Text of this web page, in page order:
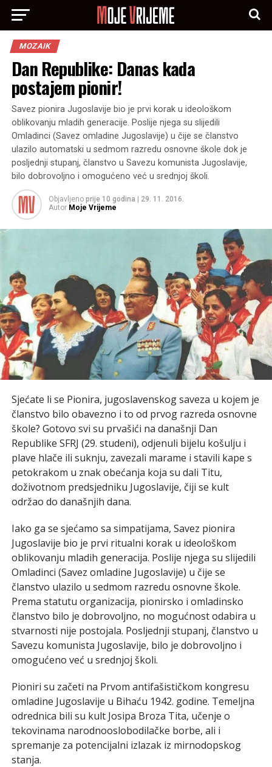
MOZAIK
Dan Republike: Danas kada
postajem pionir!
Savez pionira Jugoslavije bio je prvi korak u ideološkom
oblikovanju mladih generacije. Poslije njega su slijedili
Omladinci (Savez omladine Jugoslavije) u čije se članstvo
ulazilo automatski u sedmom razredu osnovne škole dok je
posljednji stupanj, članstvo u Savezu komunista Jugoslavije,
bilo dobrovoljno i omogućeno već u srednjoj školi.
Objavljeno prije 10 godina
29. 11. 2016.
Autor Moje Vrijeme
Sjećate li se Pionira, jugoslavenskog saveza u kojem je
članstvo bilo obavezno i to od prvog razreda osnovne
škole? Gotovo svi su prvašići na današnji Dan
Republike SFRJ (29. studeni), odjenuli bijelu košulju i
plave hlače ili suknju, zavezali marame i stavili kape s
petokrakom u znak obećanja koja su dali Titu,
doživotnom predsjedniku Jugoslavije, čiji se kult
održao do današnjih dana.
Iako ga se sjećamo sa simpatijama, Savez pionira
Jugoslavije bio je prvi ritualni korak u ideološkom
oblikovanju mladih generacija. Poslije njega su slijedili
Omladinci (Savez omladine Jugoslavije) u čije se
članstvo ulazilo u sedmom razredu osnovne škole.
Prema statutu organizacija, pionirsko i omladinsko
članstvo bilo je dobrovoljno, no mogućnost odabira u
stvarnosti nije postojala. Posljednji stupanj, članstvo u
Savezu komunista Jugoslavije, bilo je dobrovoljno i
omogućeno već u srednjoj školi.
Pioniri su začeti na Prvom antifašističkom kongresu
omladine Jugoslavije u Bihaću 1942. godine. Temeljna
odrednica bili su kult Josipa Broza Tita, učenje o
tekovinama narodnooslobodilačke borbe, ali i
spremanje za potencijalni izlazak iz mirnodopskog
stanja.